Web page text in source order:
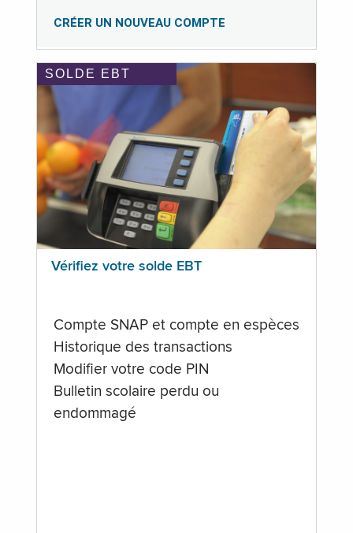
CRÉER UN NOUVEAU COMPTE
SOLDE EBT
Vérifiez votre solde EBT
Compte SNAP et compte en espèces
Historique des transactions
Modifier votre code PIN
Bulletin scolaire perdu ou
endommagé